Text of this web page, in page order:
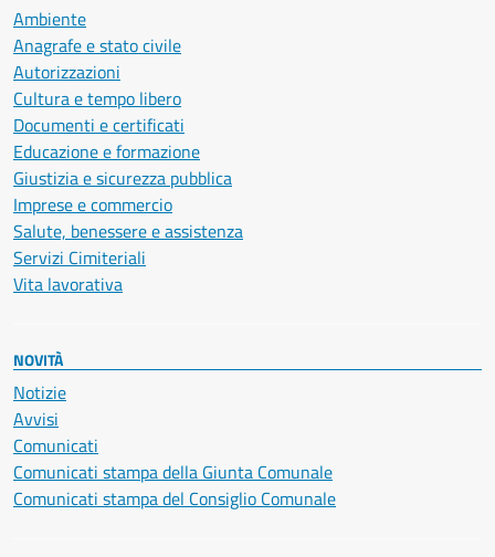
Ambiente
Anagrafe e stato civile
Autorizzazioni
Cultura e tempo libero
Documenti e certificati
Educazione e formazione
Giustizia e sicurezza pubblica
Imprese e commercio
Salute, benessere e assistenza
Servizi Cimiteriali
Vita lavorativa
NOVITÀ
Notizie
Avvisi
Comunicati
Comunicati stampa della Giunta Comunale
Comunicati stampa del Consiglio Comunale